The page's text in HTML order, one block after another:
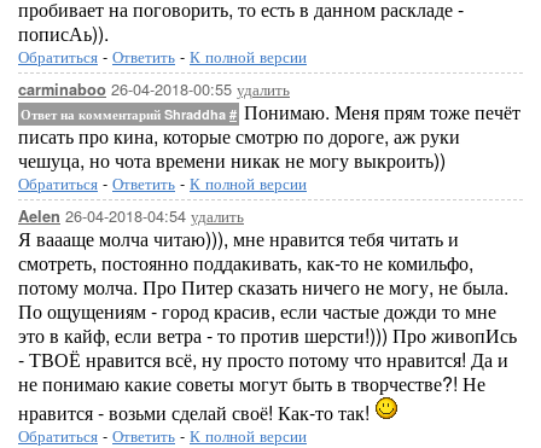
пробивает на поговорить, то есть в данном раскладе -
пописАь)).
Обратиться - Ответить - К полной версии
carminaboo 26-04-2018-00:55 удалить
Ответ на комментарий Shraddha # Понимаю. Меня прям тоже печёт
писать про кина, которые смотрю по дороге, аж руки
чешуца, но чота времени никак не могу выкроить))
Обратиться - Ответить - К полной версии
Aelen 26-04-2018-04:54 удалить
Я ваааще молча читаю))), мне нравится тебя читать и
смотреть, постоянно поддакивать, как-то не комильфо,
потому молча. Про Питер сказать ничего не могу, не была.
По ощущениям - город красив, если частые дожди то мне
это в кайф, если ветра - то против шерсти!))) Про живопИсь
- ТВОЁ нравится всё, ну просто потому что нравится! Да и
не понимаю какие советы могут быть в творчестве?! Не
нравится - возьми сделай своё! Как-то так!
Обратиться - Ответить - К полной версии